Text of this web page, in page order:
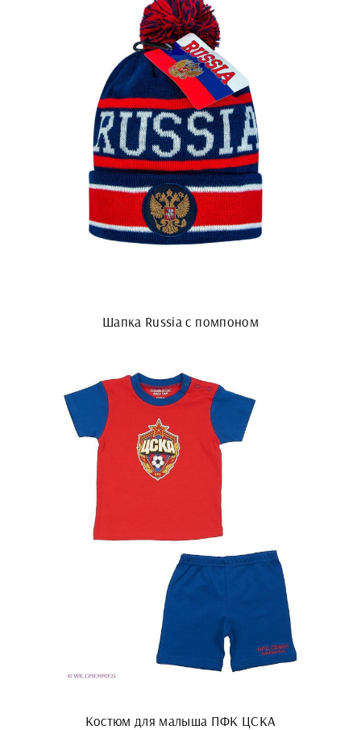
Шапка Russia с помпоном
Костюм для малыша ПФК ЦСКА